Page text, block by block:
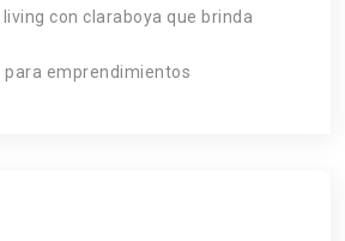
con claraboya que brinda
para emprendimientos